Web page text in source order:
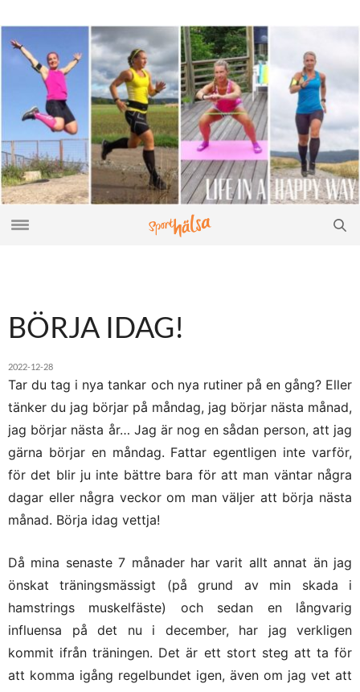
BÖRJA IDAG!
2022-12-28
Tar du tag i nya tankar och nya rutiner på en gång? Eller
tänker du jag börjar på måndag, jag börjar nästa månad,
jag börjar nästa år… Jag är nog en sådan person, att jag
gärna börjar en måndag. Fattar egentligen inte varför,
för det blir ju inte bättre bara för att man väntar några
dagar eller några veckor om man väljer att börja nästa
månad. Börja idag vettja!
Då mina senaste 7 månader har varit allt annat än jag
önskat träningsmässigt (på grund av min skada i
hamstrings muskelfäste) och sedan en långvarig
influensa på det nu i december, har jag verkligen
kommit ifrån träningen. Det är ett stort steg att ta för
att komma igång regelbundet igen, även om jag vet att